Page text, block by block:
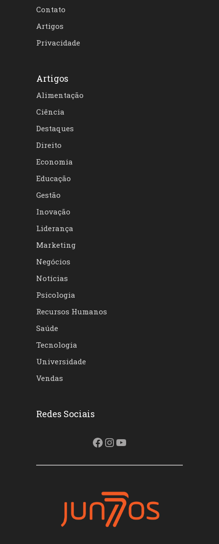
Contato
Artigos
Privacidade
Artigos
Alimentação
Ciência
Destaques
Direito
Economia
Educação
Gestão
Inovação
Liderança
Marketing
Negócios
Notícias
Psicologia
Recursos Humanos
Saúde
Tecnologia
Universidade
Vendas
Redes Sociais
Facebook
Instagram
Youtube